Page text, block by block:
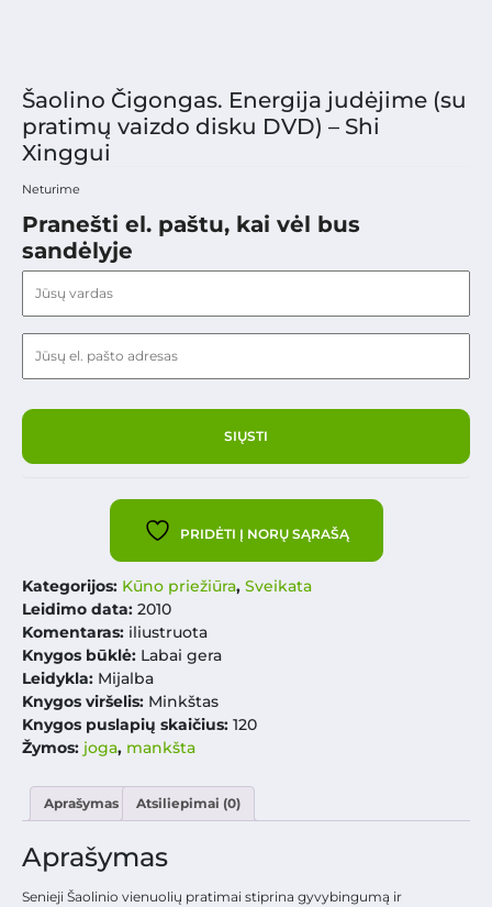
Šaolino Čigongas. Energija judėjime (su
pratimų vaizdo disku DVD) – Shi
Xinggui
Neturime
Pranešti el. paštu, kai vėl bus
sandėlyje
PRIDĖTI Į NORŲ SĄRAŠĄ
Kategorijos: Kūno priežiūra, Sveikata
Leidimo data: 2010
Komentaras: iliustruota
Knygos būklė: Labai gera
Leidykla: Mijalba
Knygos viršelis: Minkštas
Knygos puslapių skaičius: 120
Žymos: joga, mankšta
Aprašymas Atsiliepimai (0)
Aprašymas
Senieji Šaolinio vienuolių pratimai stiprina gyvybingumą ir